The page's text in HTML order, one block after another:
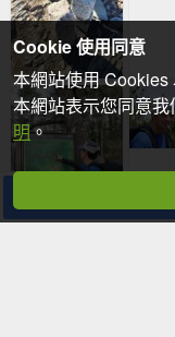
Cookie 使用同意
本網站使用
本網站表示您同意
明。